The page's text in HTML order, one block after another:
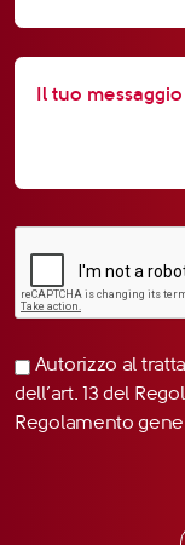
Autorizzo al
dell’art. 13 del
Regolamento